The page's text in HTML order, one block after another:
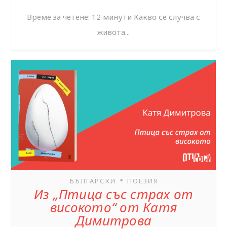
Време за четене: 12 минути Какво се случва с
живота...
БЪЛГАРСКИ • ПОЕЗИЯ
Из „Птица със страх от
високото“ от Катя
Димитрова